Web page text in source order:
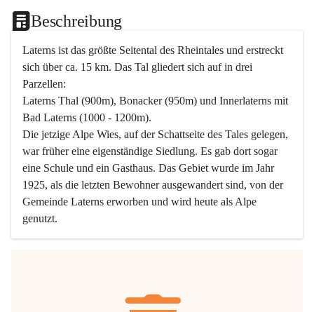
Beschreibung
Laterns ist das größte Seitental des Rheintales und erstreckt
sich über ca. 15 km. Das Tal gliedert sich auf in drei
Parzellen:
Laterns Thal (900m), Bonacker (950m) und Innerlaterns mit
Bad Laterns (1000 - 1200m).
Die jetzige Alpe Wies, auf der Schattseite des Tales gelegen,
war früher eine eigenständige Siedlung. Es gab dort sogar
eine Schule und ein Gasthaus. Das Gebiet wurde im Jahr
1925, als die letzten Bewohner ausgewandert sind, von der
Gemeinde Laterns erworben und wird heute als Alpe
genutzt.